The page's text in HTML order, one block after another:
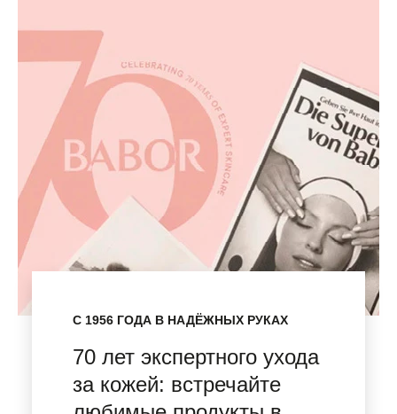
С 1956 ГОДА В НАДЁЖНЫХ РУКАХ
70 лет экспертного ухода
за кожей: встречайте